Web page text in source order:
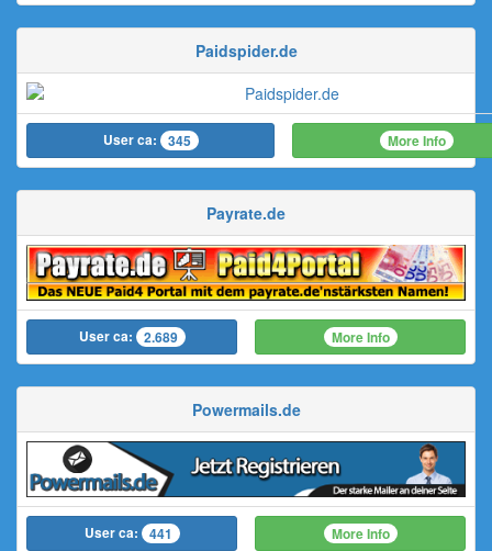
Paidspider.de
User ca: 345 More Info
Payrate.de
User ca: 2.689 More Info
Powermails.de
User ca: 441 More Info